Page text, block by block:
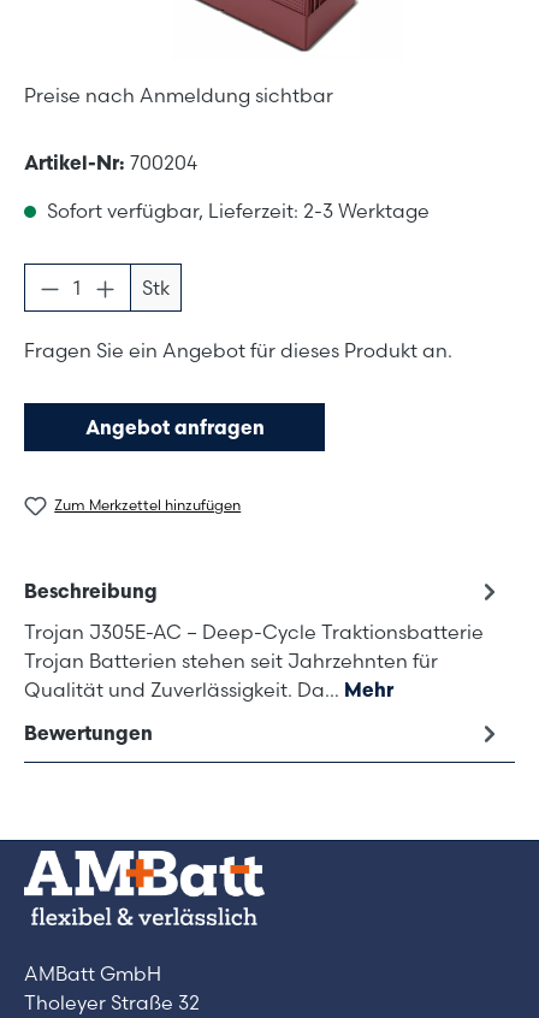
Preise nach Anmeldung sichtbar
Artikel-Nr: 700204
Sofort verfügbar, Lieferzeit: 2-3 Werktage
Produkt Anzahl: Gib den gewünschten
Stk
Fragen Sie ein Angebot für dieses Produkt an.
Angebot anfragen
Zum Merkzettel hinzufügen
Beschreibung
Trojan J305E-AC – Deep-Cycle Traktionsbatterie
Trojan Batterien stehen seit Jahrzehnten für
Qualität und Zuverlässigkeit. Da… Mehr
Bewertungen
AMBatt GmbH
Tholeyer Straße 32